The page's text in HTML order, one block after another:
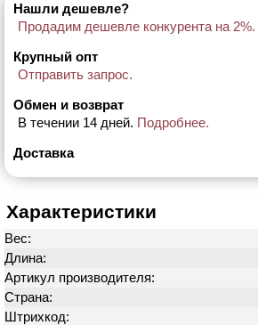
Нашли дешевле?
Продадим дешевле конкурента на 2%.
Крупный опт
Отправить запрос.
Обмен и возврат
В течении 14 дней. Подробнее.
Доставка
Характеристики
Вес:
Длина:
Артикул производителя:
Страна:
Штрихкод: